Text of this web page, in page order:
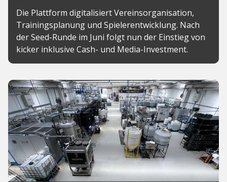
Die Plattform digitalisiert Vereinsorganisation,
Trainingsplanung und Spielerentwicklung. Nach
der Seed-Runde im Juni folgt nun der Einstieg von
kicker inklusive Cash- und Media-Investment.